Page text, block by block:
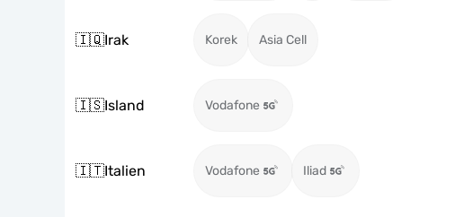
🇮🇶Irak Korek Asia Cell
🇮🇸Island Vodafone
🇮🇹Italien Vodafone Iliad